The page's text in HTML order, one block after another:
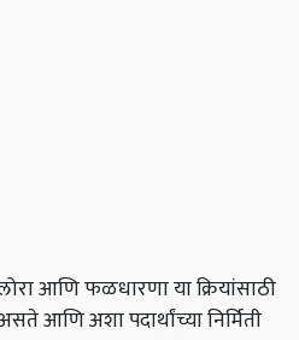
आणि फळधारणा या क्रियांसाठी
आणि अशा पदार्थांच्या निर्मिती